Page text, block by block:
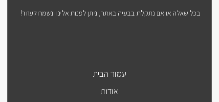
בכל שאלה או אם נתקלת בבעיה באתר, ניתן לפנות אלינו ונשמח לעזור!
עמוד הבית
אודות